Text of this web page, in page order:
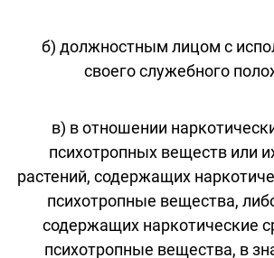
б) должностным лицом с
своего служебного
в) в отношении
психотропных веществ или
растений, содержащих
психотропные вещества,
содержащих наркотические
психотропные вещества, в